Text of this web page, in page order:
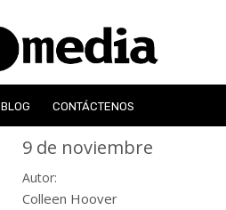
BLOG CONTÁCTENOS
9 de noviembre
Autor:
Colleen Hoover